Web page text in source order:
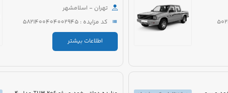
تهران - اسلامشهر
کد مزایده : 5821400404002945
اطلاعات بیشتر